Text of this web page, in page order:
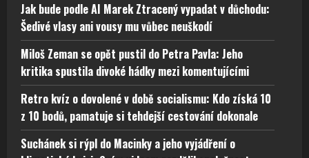
Jak bude podle AI Marek Ztracený vypadat v důchodu:
Šedivé vlasy ani vousy mu vůbec neuškodí
Miloš Zeman se opět pustil do Petra Pavla: Jeho
kritika spustila divoké hádky mezi komentujícími
Retro kvíz o dovolené v době socialismu: Kdo získá 10
z 10 bodů, pamatuje si tehdejší cestování dokonale
Suchánek si rýpl do Macinky a jeho vyjádření o